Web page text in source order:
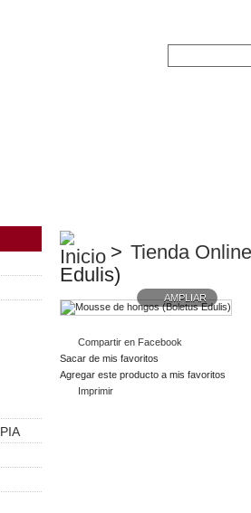
> Tienda
Edulis)
AMPLIAR
Compartir en Facebook
Sacar de mis favoritos
Agregar este producto a mis favoritos
Imprimir